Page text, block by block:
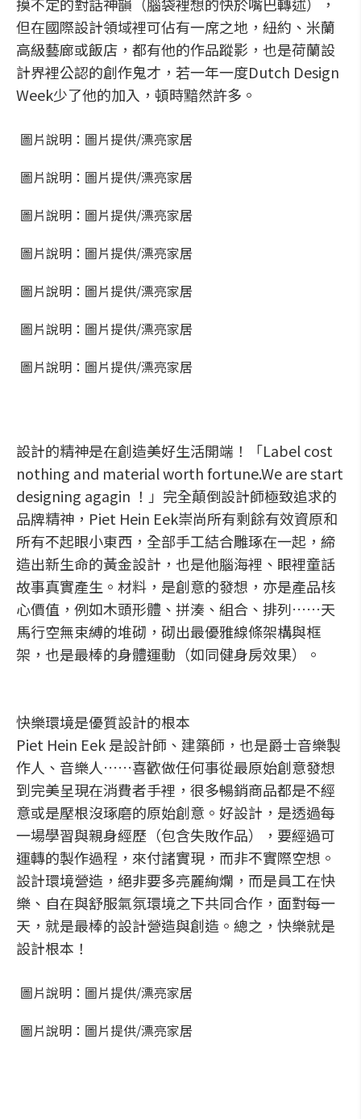
但在國際設計領域裡可佔有一席之地，紐約、米蘭
高級藝廊或飯店，都有他的作品蹤影，也是荷蘭設
計界裡公認的創作鬼才，若一年一度Dutch Design
Week少了他的加入，頓時黯然許多。
圖片說明：圖片提供/漂亮家居
圖片說明：圖片提供/漂亮家居
圖片說明：圖片提供/漂亮家居
圖片說明：圖片提供/漂亮家居
圖片說明：圖片提供/漂亮家居
圖片說明：圖片提供/漂亮家居
圖片說明：圖片提供/漂亮家居
設計的精神是在創造美好生活開端！「Label cost
nothing and material worth fortune.We are start
designing agagin ！」完全顛倒設計師極致追求的
品牌精神，Piet Hein Eek崇尚所有剩餘有效資原和
所有不起眼小東西，全部手工結合雕琢在一起，締
造出新生命的黃金設計，也是他腦海裡、眼裡童話
故事真實產生。材料，是創意的發想，亦是產品核
心價值，例如木頭形體、拼湊、組合、排列……天
馬行空無束縛的堆砌，砌出最優雅線條架構與框
架，也是最棒的身體運動（如同健身房效果）。
快樂環境是優質設計的根本
Piet Hein Eek 是設計師、建築師，也是爵士音樂製
作人、音樂人……喜歡做任何事從最原始創意發想
到完美呈現在消費者手裡，很多暢銷商品都是不經
意或是壓根沒琢磨的原始創意。好設計，是透過每
一場學習與親身經歷（包含失敗作品），要經過可
運轉的製作過程，來付諸實現，而非不實際空想。
設計環境營造，絕非要多亮麗絢爛，而是員工在快
樂、自在與舒服氣氛環境之下共同合作，面對每一
天，就是最棒的設計營造與創造。總之，快樂就是
設計根本！
圖片說明：圖片提供/漂亮家居
圖片說明：圖片提供/漂亮家居